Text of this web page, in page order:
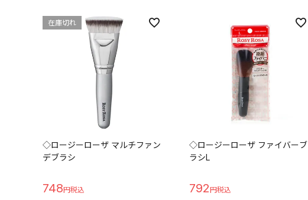
◇ロージーローザ マルチファン
デブラシ
748
在庫切れ
◇ロージーローザ ファイバーブ
ラシL
792